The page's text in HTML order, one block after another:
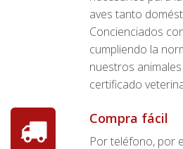
aves tanto
Concienciados
cumpliendo la
nuestros
certificado
Compra fácil
Por teléfono, por